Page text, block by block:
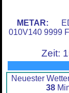
METAR:
010V140 9999
Zeit:
Neuester
38